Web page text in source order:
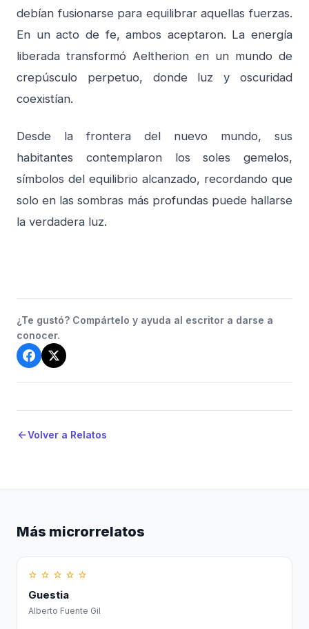
debían fusionarse para equilibrar aquellas fuerzas.
En un acto de fe, ambos aceptaron. La energía
liberada transformó Aeltherion en un mundo de
crepúsculo perpetuo, donde luz y oscuridad
coexistían.
Desde la frontera del nuevo mundo, sus
habitantes contemplaron los soles gemelos,
símbolos del equilibrio alcanzado, recordando que
solo en las sombras más profundas puede hallarse
la verdadera luz.
¿Te gustó? Compártelo y ayuda al escritor a darse a
conocer.
arrow_backVolver a Relatos
Más microrrelatos
star_border star_border star_border star_border star_border
Guestia
Alberto Fuente Gil